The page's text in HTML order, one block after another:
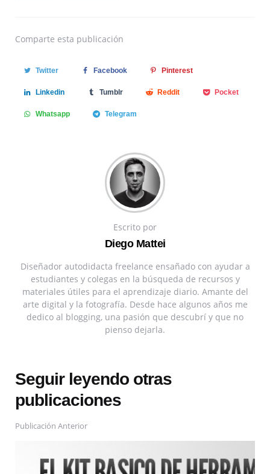
Comparte esta publicación
Twitter Facebook Pinterest
Linkedin Tumblr Reddit Pocket
Whatsapp Telegram
Escrito por
Diego Mattei
Diseñador autodidacta freelance ensañado con ayudar a
estudiantes y colegas en la búsqueda de recursos y
materiales útiles para el aprendizaje diario. Amante del
arte digital y la fotografía. Desde hace algunos años me
dedico al blogging, una pasión que descubrí y que no
pienso dejarla.
Seguir leyendo otras
publicaciones
Publicación Anterior